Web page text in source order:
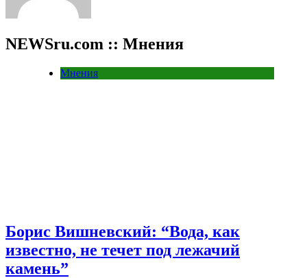
NEWSru.com :: Мнения
Мнения
Борис Вишневский: “Вода, как
известно, не течет под лежачий
камень”